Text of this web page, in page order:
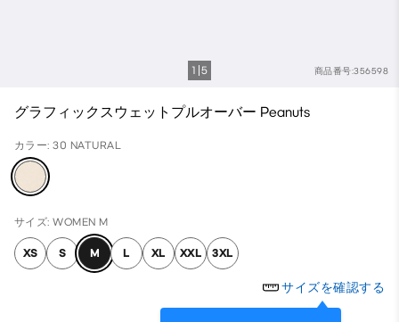
商品番号:356598
1 5
グラフィックスウェットプルオーバー Peanuts
カラー: 30 NATURAL
サイズ: WOMEN M
XS S M L XL XXL 3XL
サイズを確認する